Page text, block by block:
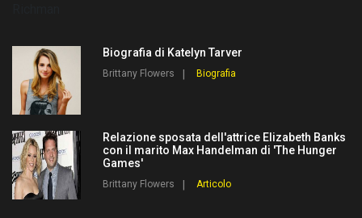
Biografia di Katelyn Tarver
Brittany Flowers Biografia
Relazione sposata dell'attrice Elizabeth Banks
con il marito Max Handelman di 'The Hunger
Games'
Brittany Flowers Articolo